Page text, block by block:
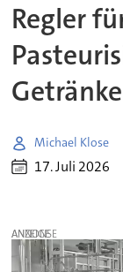
Regler
Michael Klose
17. Juli 2026
ANZEIGE